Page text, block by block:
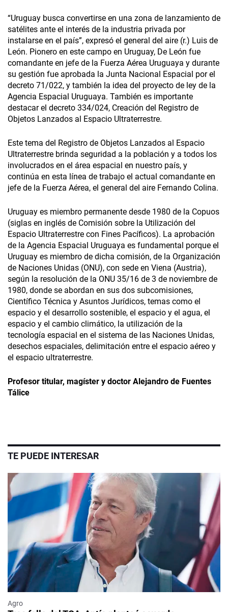
“Uruguay busca convertirse en una zona de lanzamiento de
satélites ante el interés de la industria privada por
instalarse en el país”, expresó el general del aire (r.) Luis de
León. Pionero en este campo en Uruguay, De León fue
comandante en jefe de la Fuerza Aérea Uruguaya y durante
su gestión fue aprobada la Junta Nacional Espacial por el
decreto 71/022, y también la idea del proyecto de ley de la
Agencia Espacial Uruguaya. También es importante
destacar el decreto 334/024, Creación del Registro de
Objetos Lanzados al Espacio Ultraterrestre.
Este tema del Registro de Objetos Lanzados al Espacio
Ultraterrestre brinda seguridad a la población y a todos los
involucrados en el área espacial en nuestro país, y
continúa en esta línea de trabajo el actual comandante en
jefe de la Fuerza Aérea, el general del aire Fernando Colina.
Uruguay es miembro permanente desde 1980 de la Copuos
(siglas en inglés de Comisión sobre la Utilización del
Espacio Ultraterrestre con Fines Pacíficos). La aprobación
de la Agencia Espacial Uruguaya es fundamental porque el
Uruguay es miembro de dicha comisión, de la Organización
de Naciones Unidas (ONU), con sede en Viena (Austria),
según la resolución de la ONU 35/16 de 3 de noviembre de
1980, donde se abordan en sus dos subcomisiones,
Científico Técnica y Asuntos Jurídicos, temas como el
espacio y el desarrollo sostenible, el espacio y el agua, el
espacio y el cambio climático, la utilización de la
tecnología espacial en el sistema de las Naciones Unidas,
desechos espaciales, delimitación entre el espacio aéreo y
el espacio ultraterrestre.
Profesor titular, magíster y doctor Alejandro de Fuentes
Tálice
TE PUEDE INTERESAR
Agro